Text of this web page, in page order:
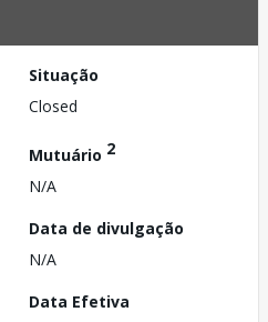
Situação
Closed
Mutuário 2
N/A
Data de divulgação
N/A
Data Efetiva